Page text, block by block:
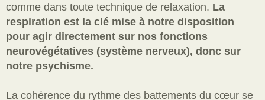
comme dans toute technique de relaxation. La
respiration est la clé mise à notre disposition
pour agir directement sur nos fonctions
neurovégétatives (système nerveux), donc sur
notre psychisme.
La cohérence du rythme des battements du cœur se